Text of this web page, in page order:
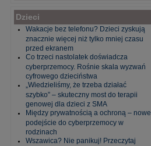
Dzieci
Wakacje bez telefonu? Dzieci zyskują
znacznie więcej niż tylko mniej czasu
przed ekranem
Co trzeci nastolatek doświadcza
cyberprzemocy. Rośnie skala wyzwań
cyfrowego dzieciństwa
„Wiedzieliśmy, że trzeba działać
szybko” – skuteczny most do terapii
genowej dla dzieci z SMA
Między prywatnością a ochroną – nowe
podejście do cyberprzemocy w
rodzinach
Wszawica? Nie panikuj! Przeczytaj